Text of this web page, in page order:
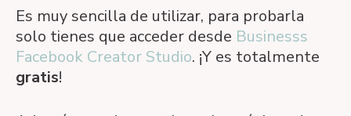
Es muy sencilla de utilizar, para probarla
solo tienes que acceder desde Businesss
Facebook Creator Studio. ¡Y es totalmente
gratis!